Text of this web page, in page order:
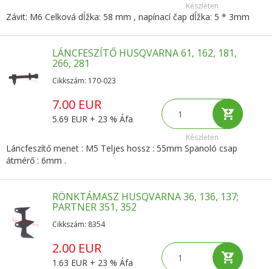
Készleten
Závit: M6 Celková dĺžka: 58 mm , napínací čap dĺžka: 5 * 3mm
LÁNCFESZÍTŐ HUSQVARNA 61, 162, 181,
266, 281
Cikkszám: 170-023
7.00 EUR
5.69 EUR + 23 % Áfa
Készleten
Láncfeszítő menet : M5 Teljes hossz : 55mm Spanoló csap
átmérő : 6mm .
RÖNKTÁMASZ HUSQVARNA 36, 136, 137;
PARTNER 351, 352
Cikkszám: 8354
2.00 EUR
1.63 EUR + 23 % Áfa